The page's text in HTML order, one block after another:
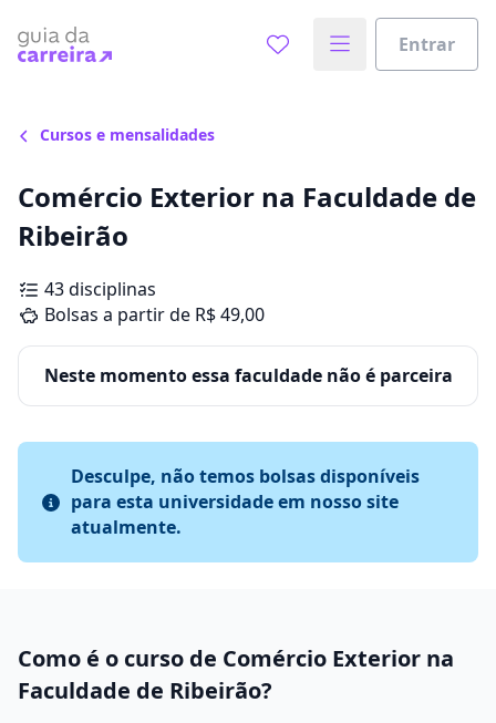
Entrar
Cursos e mensalidades
Comércio Exterior na Faculdade de
Ribeirão
43 disciplinas
Bolsas a partir de R$ 49,00
Neste momento essa faculdade não é parceira
Desculpe, não temos bolsas disponíveis
para esta universidade em nosso site
atualmente.
Como é o curso de Comércio Exterior na
Faculdade de Ribeirão?